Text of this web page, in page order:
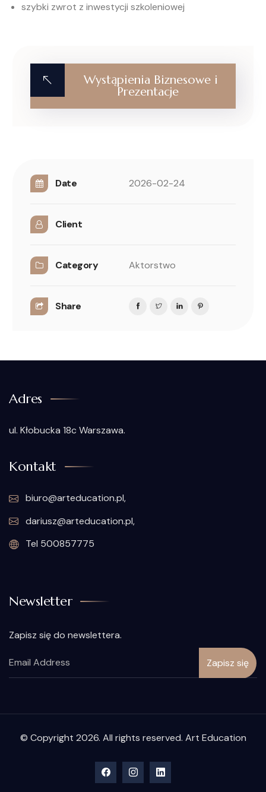
szybki zwrot z inwestycji szkoleniowej
Wystąpienia Biznesowe i
Prezentacje
Date 2026-02-24
Client
Category Aktorstwo
Share
Adres
ul. Kłobucka 18c Warszawa.
Kontakt
biuro@arteducation.pl,
dariusz@arteducation.pl,
Tel 500857775
Newsletter
Zapisz się do newslettera.
© Copyright 2026. All rights reserved. Art Education